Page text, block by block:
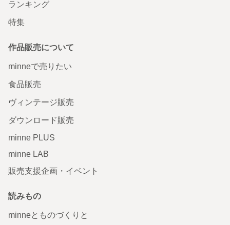
ランキング
特集
作品販売について
minneで売りたい
食品販売
ヴィンテージ販売
ダウンロード販売
minne PLUS
minne LAB
販売支援企画・イベント
読みもの
minneとものづくりと